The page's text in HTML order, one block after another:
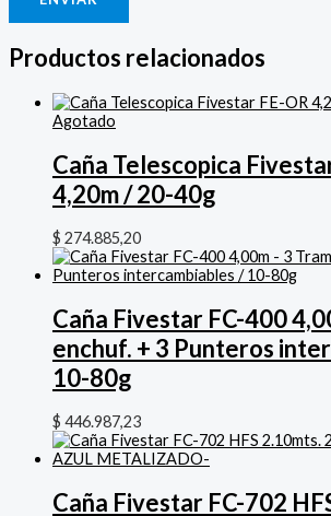
Productos relacionados
Agotado
Caña Telescopica
4,20m / 20-40g
$ 274.885,20
Caña Fivestar FC-400
enchuf. + 3 Punteros
10-80g
$ 446.987,23
Caña Fivestar FC-702